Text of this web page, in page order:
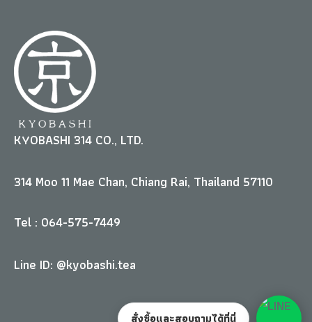
KYOBASHI 314 CO., LTD.
314 Moo 11 Mae Chan, Chiang Rai, Thailand 57110
Tel : 064-575-7449
Line ID: @kyobashi.tea
สั่งซื้อและสอบถามได้ที่นี่